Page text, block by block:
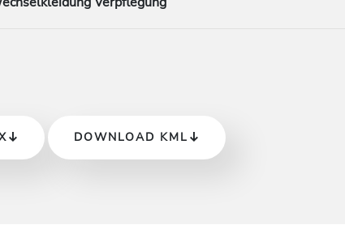
DOWNLOAD KML